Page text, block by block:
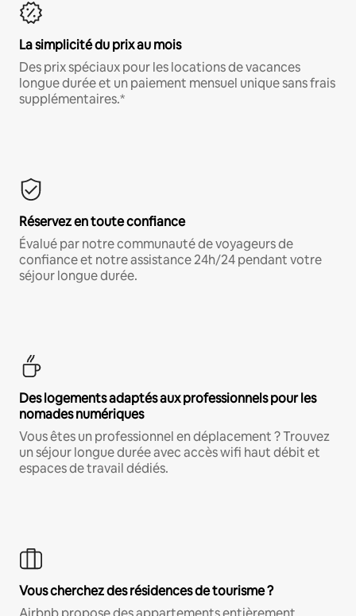
La simplicité du prix au mois
Des prix spéciaux pour les locations de vacances
longue durée et un paiement mensuel unique sans frais
supplémentaires.*
Réservez en toute confiance
Évalué par notre communauté de voyageurs de
confiance et notre assistance 24h/24 pendant votre
séjour longue durée.
Des logements adaptés aux professionnels pour les
nomades numériques
Vous êtes un professionnel en déplacement ? Trouvez
un séjour longue durée avec accès wifi haut débit et
espaces de travail dédiés.
Vous cherchez des résidences de tourisme ?